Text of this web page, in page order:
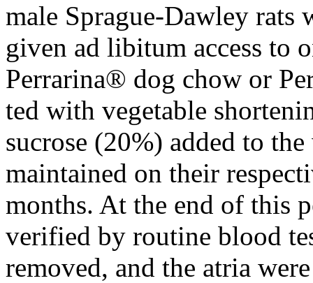
male Sprague-Dawley rats
given ad libitum access to
Perrarina® dog chow or
ted with vegetable
sucrose (20%) added to
maintained on their
months. At the end of this
verified by routine blood
removed, and the atria